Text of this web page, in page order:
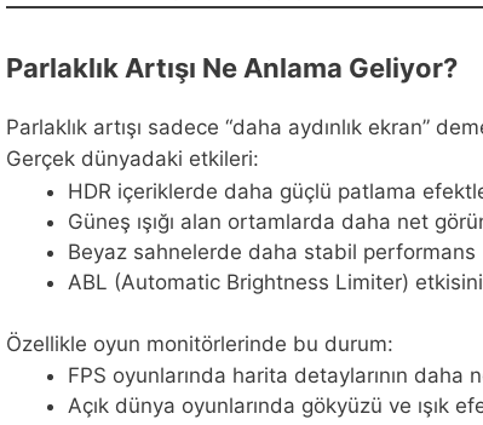
Parlaklık Artışı Ne Anlama Geliyor?
Parlaklık artışı sadece “daha aydınlık ekran”
Gerçek dünyadaki etkileri:
HDR içeriklerde daha güçlü patlama
Güneş ışığı alan ortamlarda daha net
Beyaz sahnelerde daha stabil performans
ABL (Automatic Brightness Limiter)
Özellikle oyun monitörlerinde bu durum:
FPS oyunlarında harita detaylarının daha
Açık dünya oyunlarında gökyüzü ve ışık